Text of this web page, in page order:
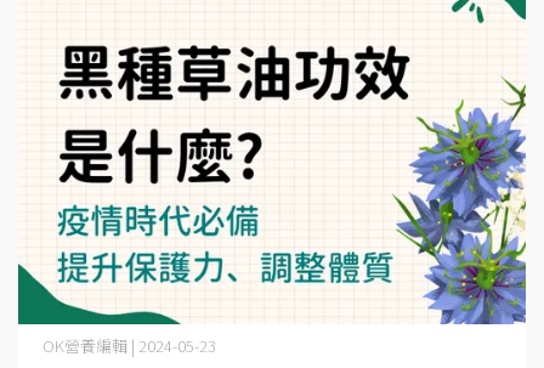
OK營養編輯 | 2024-05-23